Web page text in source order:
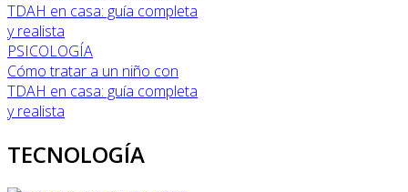
PSICOLOGÍA
Cómo tratar a un niño con
TDAH en casa: guía completa
y realista
TECNOLOGÍA